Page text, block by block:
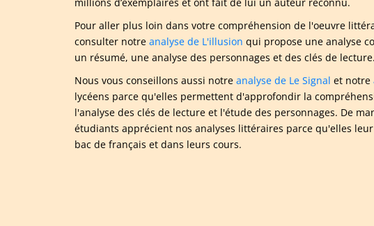
Pour aller plus loin dans votre compréhension de l'oeuvre
consulter notre analyse de L'illusion qui propose une analyse
un résumé, une analyse des personnages et des clés de lecture.
Nous vous conseillons aussi notre analyse de Le Signal et notre
lycéens parce qu'elles permettent d'approfondir la
l'analyse des clés de lecture et l'étude des personnages. De
étudiants apprécient nos analyses littéraires parce qu'elles
bac de français et dans leurs cours.